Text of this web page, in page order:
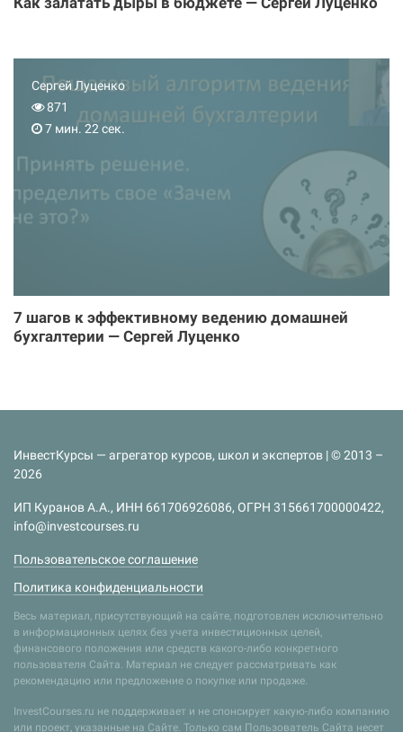
Сергей Луценко
871
7 мин. 22 сек.
7 шагов к эффективному ведению домашней
бухгалтерии — Сергей Луценко
ИнвестКурсы — агрегатор курсов, школ и экспертов | © 2013 –
2026
ИП Куранов А.А., ИНН 661706926086, ОГРН 315661700000422,
info@investcourses.ru
Пользовательское соглашение
Политика конфиденциальности
Весь материал, присутствующий на сайте, подготовлен исключительно
в информационных целях без учета инвестиционных целей,
финансового положения или средств какого-либо конкретного
пользователя Сайта. Материал не следует рассматривать как
рекомендацию или предложение о покупке или продаже.
InvestCourses.ru не поддерживает и не спонсирует какую-либо компанию
или проект, указанные на Сайте. Только сам Пользователь Сайта несет